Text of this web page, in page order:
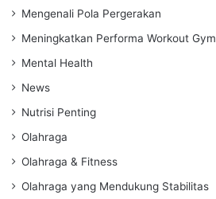
Mengenali Pola Pergerakan
Meningkatkan Performa Workout Gym
Mental Health
News
Nutrisi Penting
Olahraga
Olahraga & Fitness
Olahraga yang Mendukung Stabilitas